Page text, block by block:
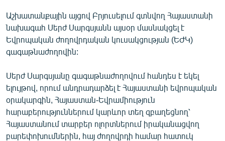
ԿՈՐՈՆԱՎԻՐՈՒՍ
ԱՐԽԻՎ
ՏԵՍԱՆՅՈՒԹԵՐ
ՁԳՏԵԼՈՎ ԼԱՎԱԳՈՒՅՆԻՆ
ՓՈԴՔԱՍԹ
Հայերեն
Աշխատանքային այցով Բրյուսելում գտնվող Հայաստանի
նախագահ Սերժ Սարգսյանն այսօր մասնակցել է
Եվրոպական ժողովրդական կուսակցության (ԵԺԿ)
գագաթնաժողովին:
Սերժ Սարգսյանը գագաթնաժողովում հանդես է եկել
ելույթով, որում անդրադարձել է Հայաստանի եվրոպական
օրակարգին, Հայաստան-Եվրամիություն
հարաբերություններում կարևոր տեղ զբաղեցնող՝
Հայաստանում տարբեր ոլորտներում իրականացվող
բարեփոխումներին, հայ ժողովրդի համար հատուկ